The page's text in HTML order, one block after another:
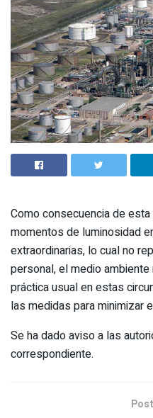
Como consecuencia de
momentos de luminosidad
extraordinarias, lo cual no
personal, el medio
práctica usual en estas
las medidas para minimizar
Se ha dado aviso a las
correspondiente.